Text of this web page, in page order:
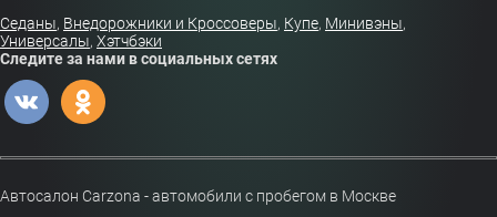
Седаны, Внедорожники и Кроссоверы, Купе, Минивэны,
Универсалы, Хэтчбэки
Следите за нами в социальных сетях
Автосалон Carzona - автомобили с пробегом в Москве